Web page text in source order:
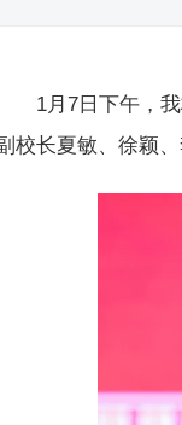
1月7日下午，
校长夏敏、徐颖